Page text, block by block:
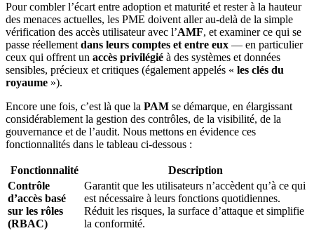
Pour combler l’écart entre adoption et maturité et rester à la hauteur
des menaces actuelles, les PME doivent aller au-delà de la simple
vérification des accès utilisateur avec l’AMF, et examiner ce qui se
passe réellementdans leurs comptes et entre eux — en particulier
ceux qui offrent un accès privilégié à des systèmes et données
sensibles, précieux et critiques (également appelés « les clés du
royaume »).
Encore une fois, c’est là que la PAM se démarque, en élargissant
considérablement la gestion des contrôles, de la visibilité, de la
gouvernance et de l’audit. Nous mettons en évidence ces
fonctionnalités dans le tableau ci-dessous :
Fonctionnalité
Description
Contrôle
d’accès basé
sur les rôles
(RBAC)
Garantit que les utilisateurs n’accèdent qu’à ce qui
est nécessaire à leurs fonctions quotidiennes.
Réduit les risques, la surface d’attaque et simplifie
la conformité.